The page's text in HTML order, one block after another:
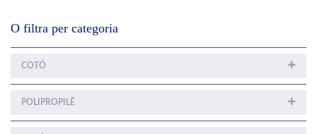
O filtra per categoria
COTÓ
POLIPROPILÈ